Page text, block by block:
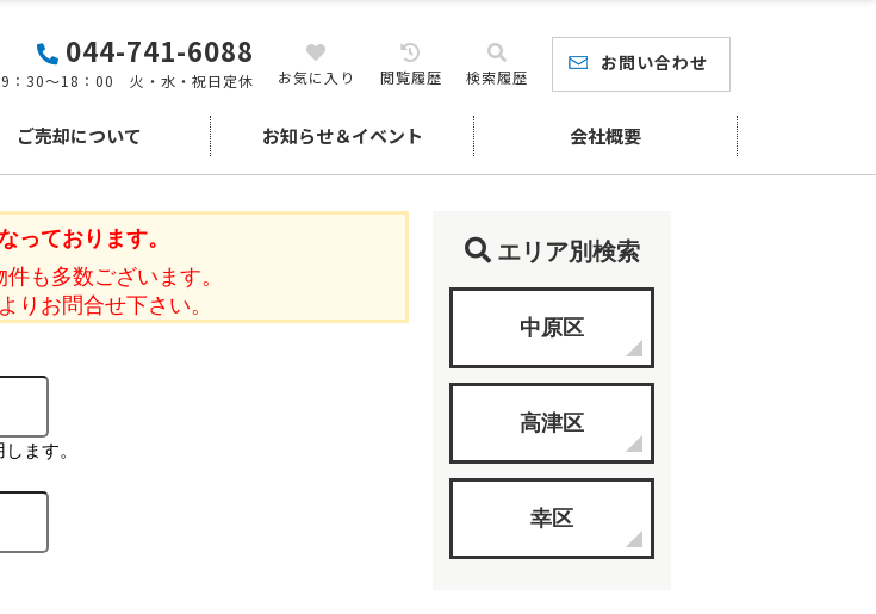
044-741-6088
9：30～18：00 火・水・祝日定休 お気に入り 閲覧履歴 検索履歴
お問い合わせ
ご売却について お知らせ＆イベント 会社概要
っております。
も多数ございます。
りお問合せ下さい。
ます。
エリア別検索
中原区
高津区
幸区